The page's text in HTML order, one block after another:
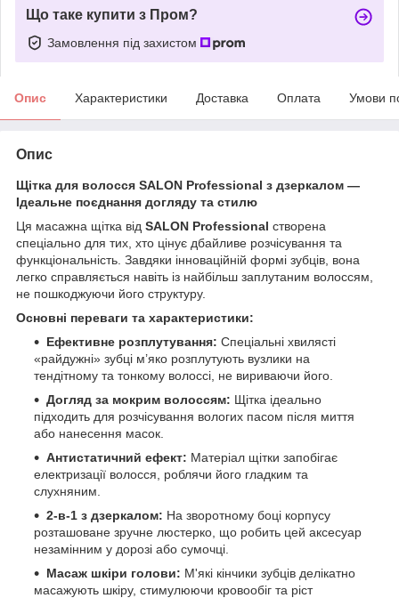
Що таке купити з Пром?
Замовлення під захистом
Опис Характеристики Доставка Оплата Умови
Опис
Щітка для волосся SALON Professional з дзеркалом —
Ідеальне поєднання догляду та стилю
​Ця масажна щітка від SALON Professional створена
спеціально для тих, хто цінує дбайливе розчісування та
функціональність. Завдяки інноваційній формі зубців, вона
легко справляється навіть із найбільш заплутаним волоссям,
не пошкоджуючи його структуру.
Основні переваги та характеристики:
Ефективне розплутування: Спеціальні хвилясті
«райдужні» зубці м’яко розплутують вузлики на
тендітному та тонкому волоссі, не вириваючи його.
Догляд за мокрим волоссям: Щітка ідеально
підходить для розчісування вологих пасом після миття
або нанесення масок.
Антистатичний ефект: Матеріал щітки запобігає
електризації волосся, роблячи його гладким та
слухняним.
2-в-1 з дзеркалом: На зворотному боці корпусу
розташоване зручне люстерко, що робить цей аксесуар
незамінним у дорозі або сумочці.
Масаж шкіри голови: М'які кінчики зубців делікатно
масажують шкіру, стимулюючи кровообіг та ріст